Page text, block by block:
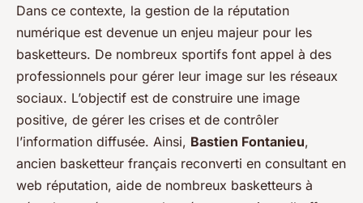
Dans ce contexte, la gestion de la réputation
numérique est devenue un enjeu majeur pour les
basketteurs. De nombreux sportifs font appel à des
professionnels pour gérer leur image sur les réseaux
sociaux. L’objectif est de construire une image
positive, de gérer les crises et de contrôler
l’information diffusée. Ainsi, Bastien Fontanieu,
ancien basketteur français reconverti en consultant en
web réputation, aide de nombreux basketteurs à